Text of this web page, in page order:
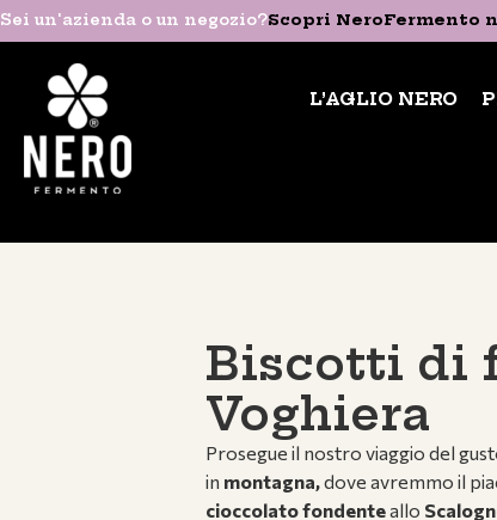
Sei un'azienda o un negozio?Scopri NeroFermento
L’AGLIO NERO
Sei un'azienda o un negozio?Scopri NeroFermento
L’AGLIO NERO
Biscotti di
Voghiera
Prosegue il nostro viaggio del
in montagna,dove avremmo il
cioccolato fondenteallo